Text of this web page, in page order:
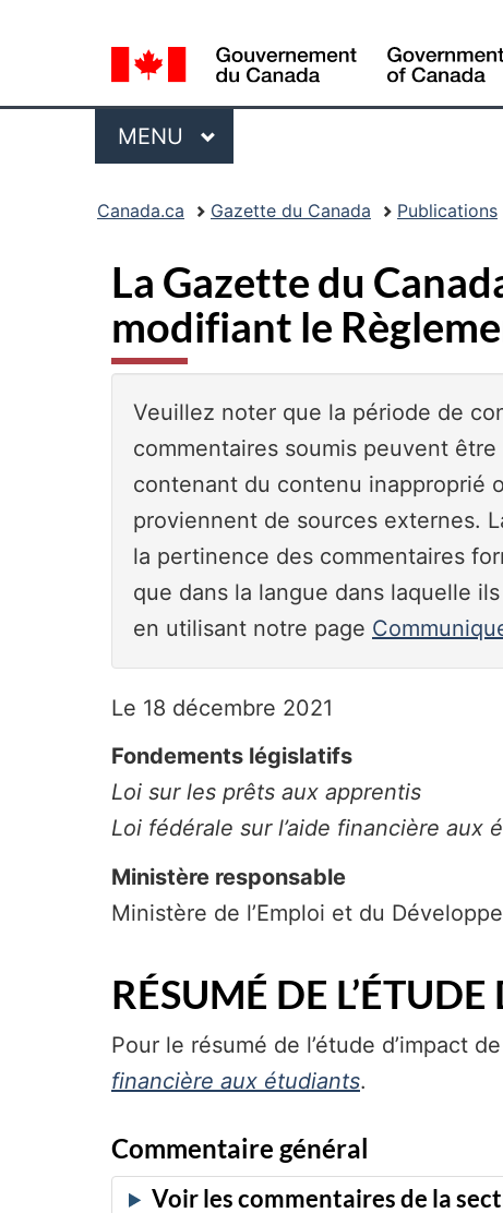
de
la
langue
Menu
MENU PRINCIPAL
Canada.ca Gazette du Canada Publications
La Gazette du
modifiant le
Veuillez noter que la période de
commentaires soumis peuvent
contenant du contenu inapproprié
proviennent de sources externes.
la pertinence des commentaires
que dans la langue dans laquelle
en utilisant notre page
Le 18 décembre 2021
Fondements législatifs
Loi sur les prêts aux apprentis
Loi fédérale sur l’aide financière aux
Ministère responsable
Ministère de l’Emploi et du
RÉSUMÉ DE
Pour le résumé de l’étude d’impact
financière aux étudiants.
Commentaire général